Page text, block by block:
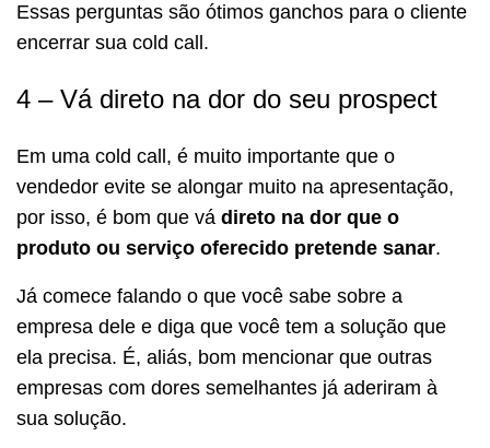
Essas perguntas são ótimos ganchos para o cliente
encerrar sua cold call.
4 – Vá direto na dor do seu prospect
Em uma cold call, é muito importante que o
vendedor evite se alongar muito na apresentação,
por isso, é bom que vá direto na dor que o
produto ou serviço oferecido pretende sanar.
Já comece falando o que você sabe sobre a
empresa dele e diga que você tem a solução que
ela precisa. É, aliás, bom mencionar que outras
empresas com dores semelhantes já aderiram à
sua solução.